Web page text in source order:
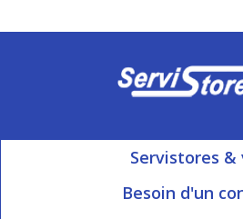
Servistores &
Mon
Besoin d'un